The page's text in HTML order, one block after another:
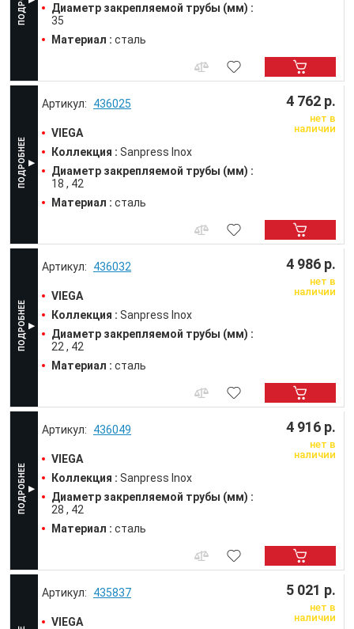
Диаметр закрепляемой трубы (мм) :
35
Материал : сталь
436025
VIEGA
Коллекция : Sanpress Inox
Диаметр закрепляемой трубы (мм) :
18
42
Материал : сталь
4 762 р.
нет в
наличии
436032
VIEGA
Коллекция : Sanpress Inox
Диаметр закрепляемой трубы (мм) :
22
42
Материал : сталь
4 986 р.
нет в
наличии
436049
VIEGA
Коллекция : Sanpress Inox
Диаметр закрепляемой трубы (мм) :
28
42
Материал : сталь
4 916 р.
нет в
наличии
435837
VIEGA
5 021 р.
нет в
наличии